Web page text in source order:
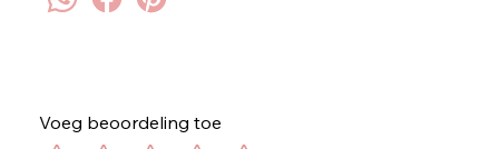
Voeg beoordeling toe